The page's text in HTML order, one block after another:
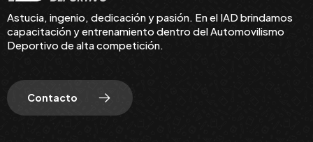
Astucia, ingenio, dedicación y pasión. En el IAD brindamos
capacitación y entrenamiento dentro del Automovilismo
Deportivo de alta competición.
Contacto